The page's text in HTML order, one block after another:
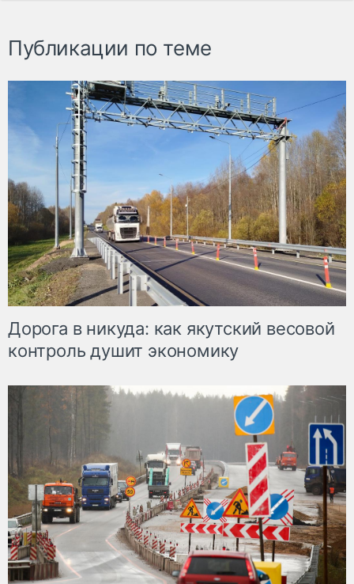
Публикации по теме
Дорога в никуда: как якутский весовой
контроль душит экономику